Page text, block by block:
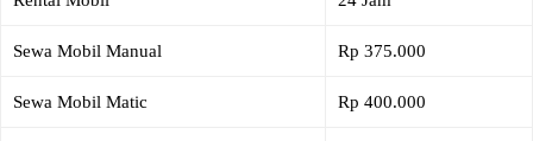
Sewa Mobil Manual Rp 375.000
Sewa Mobil Matic Rp 400.000